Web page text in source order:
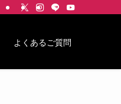
よくあるご質問